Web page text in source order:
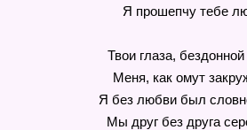
Я прошепчу тебе
Твои глаза,
Меня, как омут
Я без любви был
Мы друг без друга